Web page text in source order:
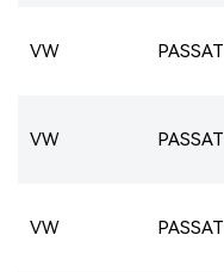
VW PASSAT
VW PASSAT
VW PASSAT